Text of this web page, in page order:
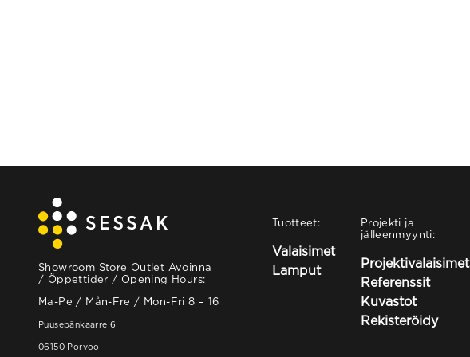
Showroom Store Outlet Avoinna
/ Öppettider / Opening Hours:
Ma-Pe / Mån-Fre / Mon-Fri 8 – 16
Puusepänkaarre 6
06150 Porvoo
Tuotteet:
Valaisimet
Lamput
Projekti ja
jälleenmyynti:
Projektivalaisimet
Referenssit
Kuvastot
Rekisteröidy